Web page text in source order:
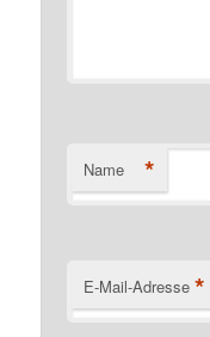
Name *
E-Mail-Adresse *